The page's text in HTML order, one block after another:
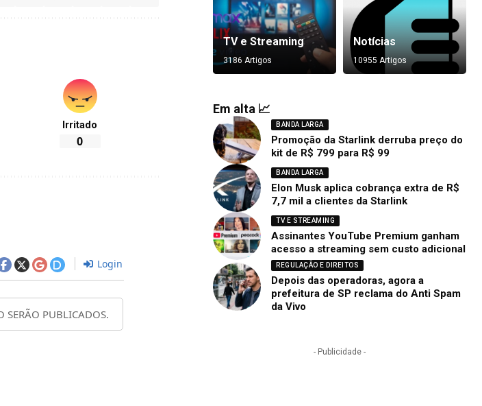
Irritado
0
Login
TV e Streaming
3186 Artigos
Notícias
10955 Artigos
Em alta 📈
BANDA LARGA
Promoção da Starlink derruba preço do
kit de R$ 799 para R$ 99
BANDA LARGA
Elon Musk aplica cobrança extra de R$
7,7 mil a clientes da Starlink
TV E STREAMING
Assinantes YouTube Premium ganham
acesso a streaming sem custo adicional
REGULAÇÃO E DIREITOS
Depois das operadoras, agora a
prefeitura de SP reclama do Anti Spam
da Vivo
- Publicidade -